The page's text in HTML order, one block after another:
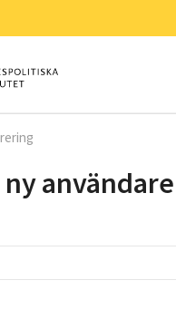
ny användare